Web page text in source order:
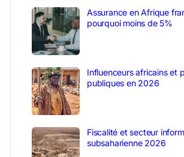
Assurance en Afrique
pourquoi moins de 5%
Influenceurs africains et
publiques en 2026
Fiscalité et secteur
subsaharienne 2026